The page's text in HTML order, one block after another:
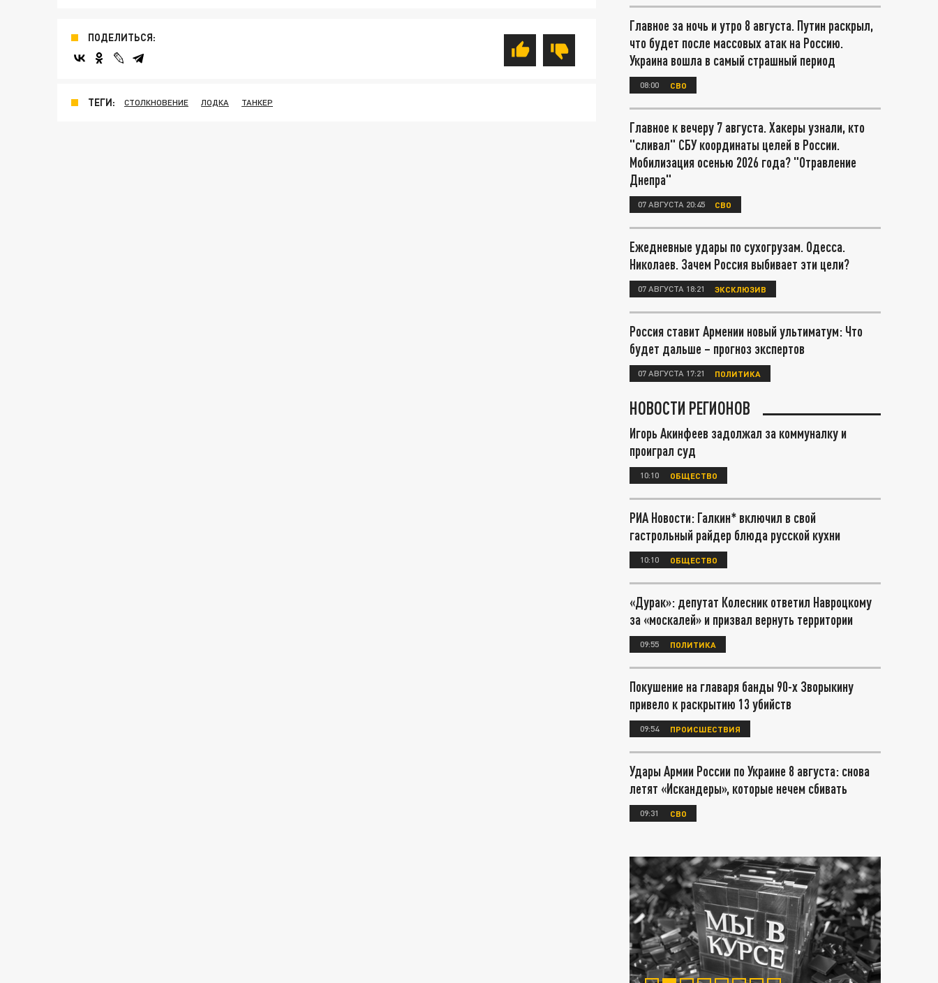
ПОДЕЛИТЬСЯ:
ТЕГИ: СТОЛКНОВЕНИЕ ЛОДКА ТАНКЕР
Главное за ночь и утро 8 августа. Путин раскрыл,
что будет после массовых атак на Россию.
Украина вошла в самый страшный период
08:00 СВО
Главное к вечеру 7 августа. Хакеры узнали, кто
"сливал" СБУ координаты целей в России.
Мобилизация осенью 2026 года? "Отравление
Днепра"
07 АВГУСТА 20:45 СВО
Ежедневные удары по сухогрузам. Одесса.
Николаев. Зачем Россия выбивает эти цели?
07 АВГУСТА 18:21 ЭКСКЛЮЗИВ
Россия ставит Армении новый ультиматум: Что
будет дальше – прогноз экспертов
07 АВГУСТА 17:21 ПОЛИТИКА
НОВОСТИ РЕГИОНОВ
Игорь Акинфеев задолжал за коммуналку и
проиграл суд
10:10 ОБЩЕСТВО
РИА Новости: Галкин* включил в свой
гастрольный райдер блюда русской кухни
10:10 ОБЩЕСТВО
«Дурак»: депутат Колесник ответил Навроцкому
за «москалей» и призвал вернуть территории
09:55 ПОЛИТИКА
Покушение на главаря банды 90-х Зворыкину
привело к раскрытию 13 убийств
09:54 ПРОИСШЕСТВИЯ
Удары Армии России по Украине 8 августа: снова
летят «Искандеры», которые нечем сбивать
09:31 СВО